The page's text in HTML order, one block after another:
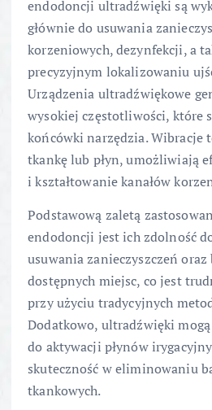
endodoncji ultradźwięki są
głównie do usuwania
korzeniowych, dezynfekcji, a
precyzyjnym lokalizowaniu
Urządzenia ultradźwiękowe
wysokiej częstotliwości, które
końcówki narzędzia. Wibracje
tkankę lub płyn, umożliwiają
i kształtowanie kanałów
Podstawową zaletą
endodoncji jest ich zdolność
usuwania zanieczyszczeń
dostępnych miejsc, co jest
przy użyciu tradycyjnych
Dodatkowo, ultradźwięki
do aktywacji płynów
skuteczność w eliminowaniu
tkankowych.